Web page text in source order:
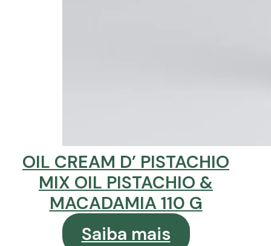
OIL CREAM D’ PISTACHIO
MIX OIL PISTACHIO &
MACADAMIA 110 G
Saiba mais